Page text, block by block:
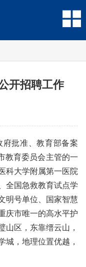
开招聘工作
批准、教育部备案
教育委员会主管的一
科大学附属第一医院
全国急救教育试点学
明号单位、国家智慧
庆市唯一的高水平护
山区，东靠缙云山，
城，地理位置优越，